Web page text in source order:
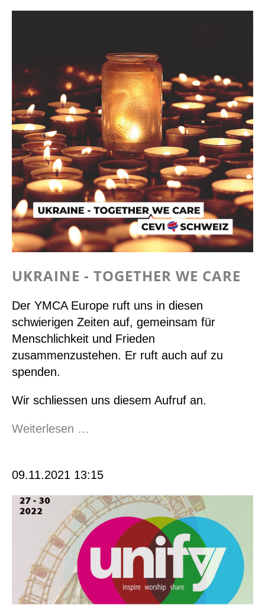
Seminar
UKRAINE - TOGETHER WE CARE
Der YMCA Europe ruft uns in diesen
schwierigen Zeiten auf, gemeinsam für
Menschlichkeit und Frieden
zusammenzustehen. Er ruft auch auf zu
spenden.
Wir schliessen uns diesem Aufruf an.
Weiterlesen …
we
care
09.11.2021 13:15